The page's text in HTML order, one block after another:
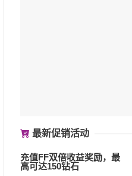
最新促销活动
充值FF双倍收益奖励，最
高可达150钻石